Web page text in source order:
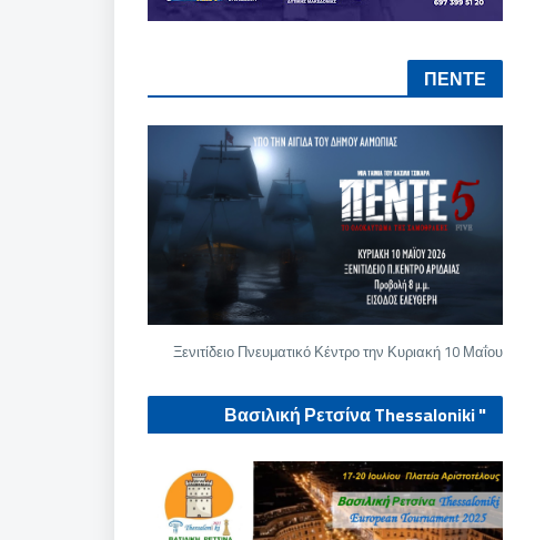
ΠΕΝΤΕ
Ξενιτίδειο Πνευματικό Κέντρο την Κυριακή 10 Μαΐου
" Βασιλική Ρετσίνα Thessaloniki
European tournament 2025"